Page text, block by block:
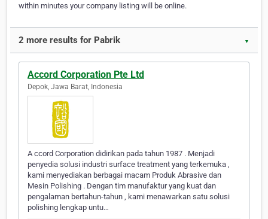
within minutes your company listing will be online.
2 more results for Pabrik ▼
Accord Corporation Pte Ltd
Depok, Jawa Barat, Indonesia
A ccord Corporation didirikan pada tahun 1987 . Menjadi
penyedia solusi industri surface treatment yang terkemuka ,
kami menyediakan berbagai macam Produk Abrasive dan
Mesin Polishing . Dengan tim manufaktur yang kuat dan
pengalaman bertahun-tahun , kami menawarkan satu solusi
polishing lengkap untu…